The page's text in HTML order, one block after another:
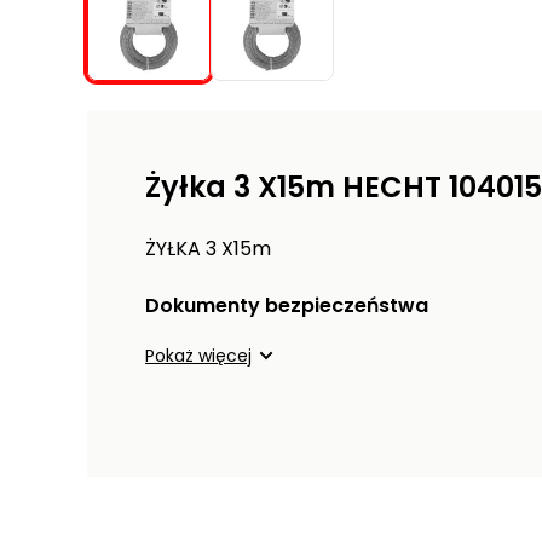
Żyłka 3 X15m HECHT
ŻYŁKA 3 X15m
Dokumenty bezpieczeństwa
Pokaż więcej